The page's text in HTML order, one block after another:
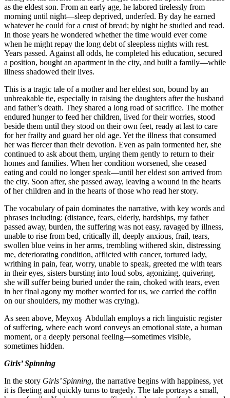
as the eldest son. From an early age, he
morning until night—sleep deprived,
whatever he could for a crust of bread;
In those years he wondered whether the
when he might repay the long debt of
Years passed. Against all odds, he
a position, bought an apartment in the
This is a tragic tale of a mother and her
unbreakable tie, especially in raising the
and father’s death. They shared a long
endured hunger to feed her children,
beside them until they stood on their
for her frailty and guard her old age. Yet
her was fiercer than their devotion. Even
continued to ask about them, urging
homes and families. When her condition
eating and could no longer speak—until
the city. Soon after, she passed away,
of her children and in the hearts of those
The vocabulary of pain dominates the
phrases including: (distance, fears,
passed away, burden, the suffering was
unable to rise from bed, critically ill,
swollen blue veins in her arms,
me, deteriorating condition, afflicted
writhing in pain, fear, worry, unable to
in their eyes, sisters bursting into loud
she will suffer being buried under the
in her final agony my mother worried
on our shoulders, my mother was
As seen above, Meyxoş Abdullah
of suffering, where each word conveys
moment, or a deeply personal
In the storyGirls’ Spinning, the
it is fleeting and quickly turns to